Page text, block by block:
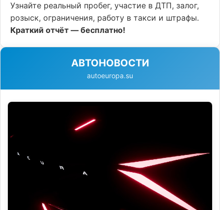
Узнайте реальный пробег, участие в ДТП, залог,
розыск, ограничения, работу в такси и штрафы.
Краткий отчёт — бесплатно!
АВТОНОВОСТИ
autoeuropa.su